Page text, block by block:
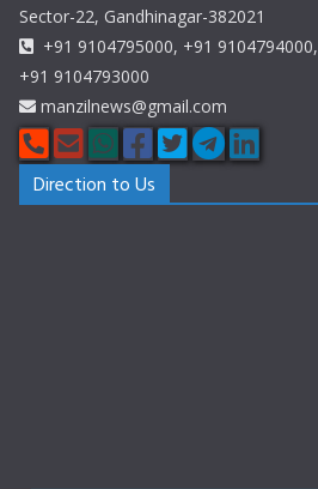
Sector-22, Gandhinagar-382021
+91 9104795000, +91 9104794000,
+91 9104793000
manzilnews@gmail.com
Direction to Us